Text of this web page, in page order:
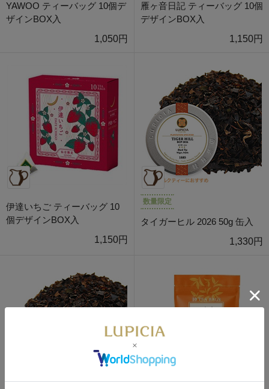
YAWOO ティーバッグ 10個デ
ザインBOX入
1,050円
雁ヶ音日記 ティーバッグ 10個
デザインBOX入
1,150円
伊達いちご ティーバッグ 10
個デザインBOX入
1,150円
数量限定
タイガーヒル 2026 50g 缶入
1,330円